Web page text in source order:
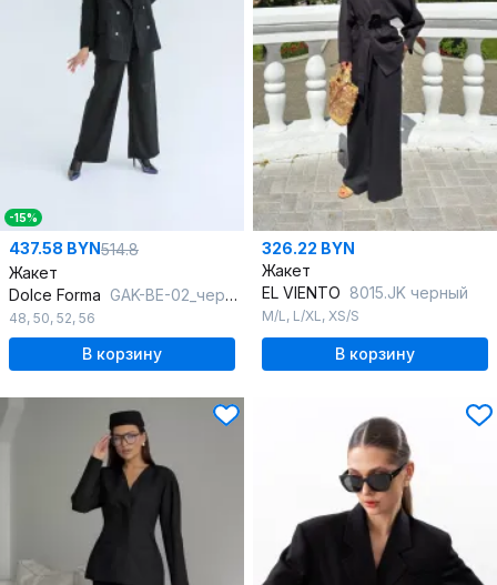
-15%
437.58 BYN514.8
Жакет
Dolce Forma GAK-BE-02_черный
48, 50, 52, 56
В корзину
326.22 BYN
Жакет
EL VIENTO 8015.JK черный
M/L, L/XL, XS/S
В корзину